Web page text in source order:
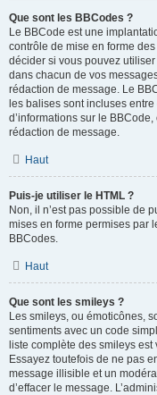
Que sont les BBCodes ?
Le BBCode est une
contrôle de mise en forme
décider si vous pouvez
dans chacun de vos
rédaction de message. Le
les balises sont incluses
d’informations sur le
rédaction de message.
Haut
Puis-je utiliser le HTML ?
Non, il n’est pas possible de
mises en forme permises par
BBCodes.
Haut
Que sont les smileys ?
Les smileys, ou émoticônes,
sentiments avec un code
liste complète des smileys
Essayez toutefois de ne pas
message illisible et un
d’effacer le message.